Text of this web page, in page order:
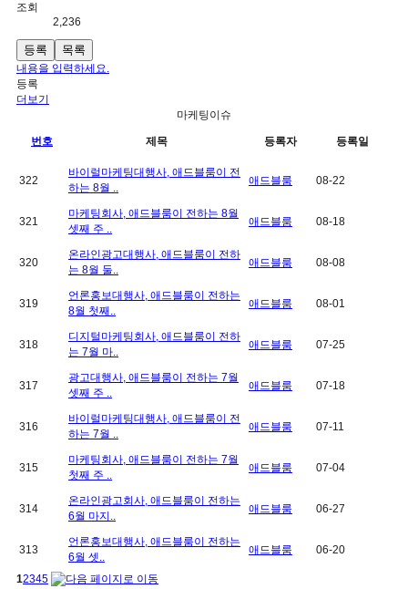
조회
2,236
등록 목록
내용을 입력하세요.
등록
더보기
마케팅이슈
번호 제목 등록자 등록일
322
바이럴마케팅대행사, 애드블룸이 전
하는 8월 ..
애드블룸 08-22
321
마케팅회사, 애드블룸이 전하는 8월
셋째 주 ..
애드블룸 08-18
320
온라인광고대행사, 애드블룸이 전하
는 8월 둘..
애드블룸 08-08
319
언론홍보대행사, 애드블룸이 전하는
8월 첫째..
애드블룸 08-01
318
디지털마케팅회사, 애드블룸이 전하
는 7월 마..
애드블룸 07-25
317
광고대행사, 애드블룸이 전하는 7월
셋째 주 ..
애드블룸 07-18
316
바이럴마케팅대행사, 애드블룸이 전
하는 7월 ..
애드블룸 07-11
315
마케팅회사, 애드블룸이 전하는 7월
첫째 주 ..
애드블룸 07-04
314
온라인광고회사, 애드블룸이 전하는
6월 마지..
애드블룸 06-27
313
언론홍보대행사, 애드블룸이 전하는
6월 셋..
애드블룸 06-20
12345